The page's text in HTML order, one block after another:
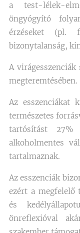
a test-lélek-
öngyógyító
érzéseket (pl.
bizonytalanság,
A virágesszenciák
megteremtésében.
Az esszenciákat
természetes
tartósítást
alkoholmentes
tartalmaznak.
Az esszenciák
ezért a megfelelő
és
önreflexióval